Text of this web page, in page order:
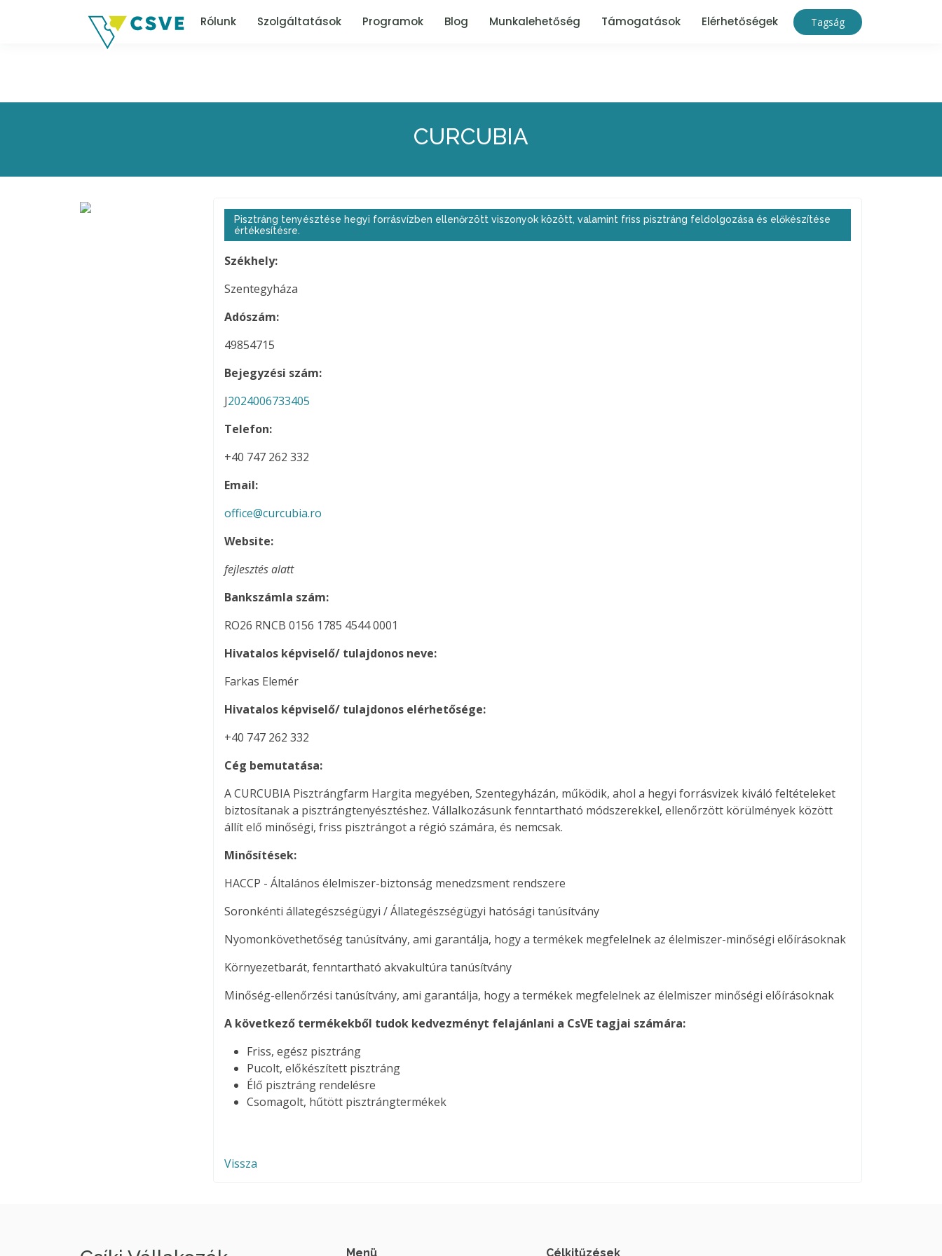
Rólunk Szolgáltatások Programok Blog Munkalehetőség Támogatások Elérhetőségek Tagság
CURCUBIA
Pisztráng tenyésztése hegyi forrásvízben ellenőrzött viszonyok között, valamint friss pisztráng feldolgozása és előkészítése
értékesítésre.
Székhely:
Szentegyháza
Adószám:
49854715
Bejegyzési szám:
J2024006733405
Telefon:
+40 747 262 332
Email:
office@curcubia.ro
Website:
fejlesztés alatt
Bankszámla szám:
RO26 RNCB 0156 1785 4544 0001
Hivatalos képviselő/ tulajdonos neve:
Farkas Elemér
Hivatalos képviselő/ tulajdonos elérhetősége:
+40 747 262 332
Cég bemutatása:
A CURCUBIA Pisztrángfarm Hargita megyében, Szentegyházán, működik, ahol a hegyi forrásvizek kiváló feltételeket
biztosítanak a pisztrángtenyésztéshez. Vállalkozásunk fenntartható módszerekkel, ellenőrzött körülmények között
állít elő minőségi, friss pisztrángot a régió számára, és nemcsak.
Minősítések:
HACCP - Általános élelmiszer-biztonság menedzsment rendszere
Soronkénti állategészségügyi / Állategészségügyi hatósági tanúsítvány
Nyomonkövethetőség tanúsítvány, ami garantálja, hogy a termékek megfelelnek az élelmiszer-minőségi előírásoknak
Környezetbarát, fenntartható akvakultúra tanúsítvány
Minőség-ellenőrzési tanúsítvány, ami garantálja, hogy a termékek megfelelnek az élelmiszer minőségi előírásoknak
A következő termékekből tudok kedvezményt felajánlani a CsVE tagjai számára:
Friss, egész pisztráng
Pucolt, előkészített pisztráng
Élő pisztráng rendelésre
Csomagolt, hűtött pisztrángtermékek
Vissza
Menü Célkitűzések